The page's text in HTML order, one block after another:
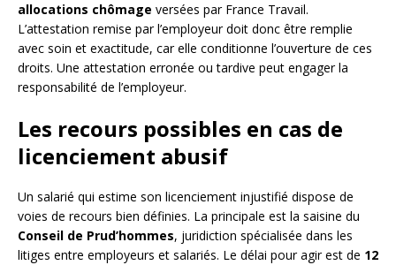
allocations chômage versées par France Travail.
L’attestation remise par l’employeur doit donc être remplie
avec soin et exactitude, car elle conditionne l’ouverture de ces
droits. Une attestation erronée ou tardive peut engager la
responsabilité de l’employeur.
Les recours possibles en cas de
licenciement abusif
Un salarié qui estime son licenciement injustifié dispose de
voies de recours bien définies. La principale est la saisine du
Conseil de Prud’hommes, juridiction spécialisée dans les
litiges entre employeurs et salariés. Le délai pour agir est de 12